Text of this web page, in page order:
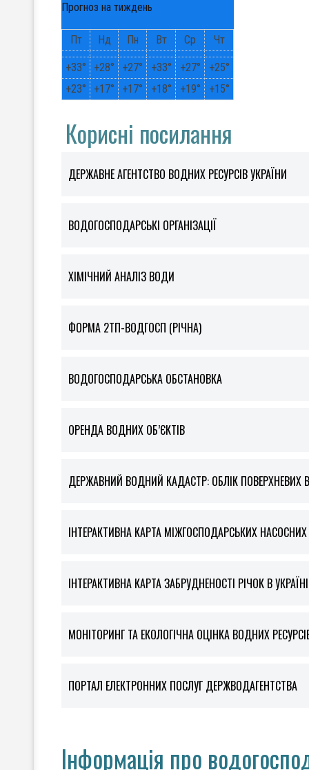
Прогноз на тиждень
Пт Нд Пн Вт Ср Чт
+33° +28° +27° +33° +27° +25°
+23° +17° +17° +18° +19° +15°
Корисні посилання
ДЕРЖАВНЕ АГЕНТСТВО ВОДНИХ РЕСУРСІВ УКРАЇНИ
ВОДОГОСПОДАРСЬКІ ОРГАНІЗАЦІЇ
ХІМІЧНИЙ АНАЛІЗ ВОДИ
ФOРМА 2ТП-ВОДГОСП (РІЧНА)
ВОДОГОСПОДАРСЬКА ОБСТАНОВКА
ОРЕНДА ВОДНИХ ОБ’ЄКТІВ
ДЕРЖАВНИЙ ВОДНИЙ КАДАСТР: ОБЛІК ПОВЕРХНЕВИХ
ІНТЕРАКТИВНА КАРТА МІЖГОСПОДАРСЬКИХ
ІНТЕРАКТИВНА КАРТА ЗАБРУДНЕНОСТІ РІЧОК В УКРАЇНІ
МОНІТОРИНГ ТА ЕКОЛОГІЧНА ОЦІНКА ВОДНИХ
ПОРТАЛ ЕЛЕКТРОННИХ ПОСЛУГ ДЕРЖВОДАГЕНТСТВА
Інформація про